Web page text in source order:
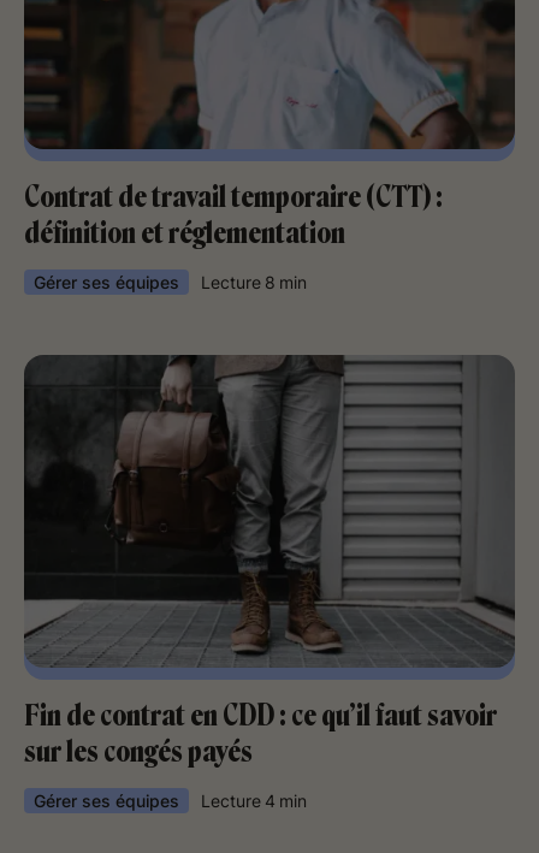
Contrat de travail temporaire (CTT) :
définition et réglementation
Gérer ses équipes Lecture 8 min
Fin de contrat en CDD : ce qu’il faut savoir
sur les congés payés
Gérer ses équipes Lecture 4 min